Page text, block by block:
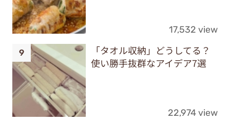
17,532 view
「タオル収納」どうしてる？
使い勝手抜群なアイデア7選
22,974 view